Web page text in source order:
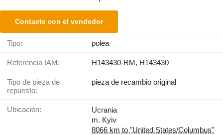
Contacte con el vendedor
Tipo: polea
Referencia IAM: H143430-RM, H143430
Tipo de pieza de
repuesto:
pieza de recambio original
Ubicación:
Ucrania
m. Kyiv
8066 km to "United States/Columbus"